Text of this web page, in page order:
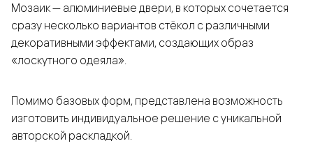
Мозаик — алюминиевые двери, в которых сочетается
сразу несколько вариантов стёкол с различными
декоративными эффектами, создающих образ
«лоскутного одеяла».
Помимо базовых форм, представлена возможность
изготовить индивидуальное решение с уникальной
авторской раскладкой.